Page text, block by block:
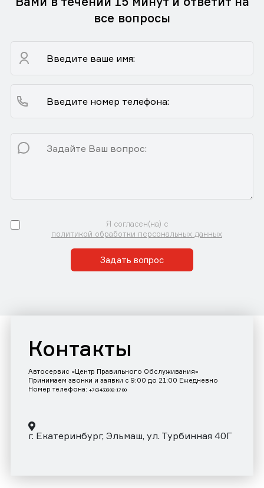
все вопросы
Я согласен(на) с
политикой обработки персональных данных
Задать вопрос
Контакты
Автосервис «Центр Правильного Обслуживания»
Принимаем звонки и заявки с 9:00 до 21:00 Ежедневно
Номер телефона: +7 (343)302-17-80
г. Екатеринбург, Эльмаш, ул. Турбинная 40Г